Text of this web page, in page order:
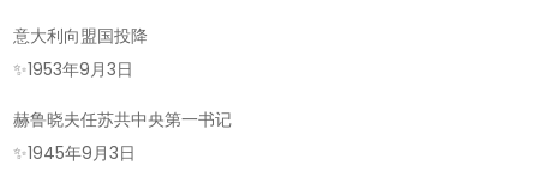
意大利向盟国投降
✨1953年9月3日
赫鲁晓夫任苏共中央第一书记
✨1945年9月3日